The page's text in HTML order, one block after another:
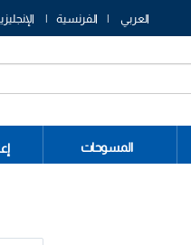
العربي الفرنسية
المسوحات